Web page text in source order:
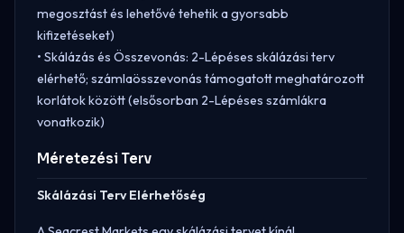
megosztást és lehetővé tehetik a gyorsabb
kifizetéseket)
• Skálázás és Összevonás: 2-Lépéses skálázási terv
elérhető; számlaösszevonás támogatott meghatározott
korlátok között (elsősorban 2-Lépéses számlákra
vonatkozik)
Méretezési Terv
Skálázási Terv Elérhetőség